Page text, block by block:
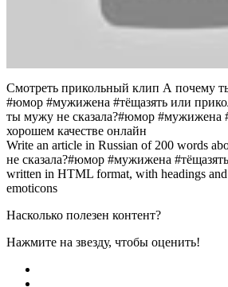
Смотреть прикольный клип А почему
#юмор #мужижена #тёщазять или
ты мужу не сказала?#юмор #мужижена
хорошем качестве онлайн
Write an article in Russian of 200 words
не сказала?#юмор #мужижена
written in HTML format, with headings and
emoticons
Насколько полезен контент?
Нажмите на звезду, чтобы оценить!